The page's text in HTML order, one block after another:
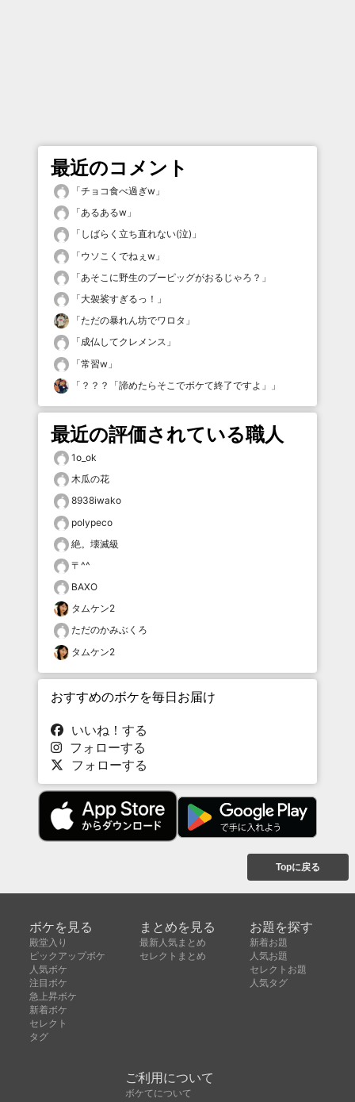
最近のコメント
「チョコ食べ過ぎw 」
「あるあるw 」
「 しばらく立ち直れない(泣) 」
「ウソこくでねぇw 」
「あそこに野生のブーピッグがおるじゃろ？ 」
「大袈裟すぎるっ！ 」
「ただの暴れん坊でワロタ 」
「成仏してクレメンス 」
「常習w 」
「 ？？？「諦めたらそこでボケて終了ですよ」 」
最近の評価されている職人
1o_ok
木瓜の花
8938iwako
polypeco
絶。壊滅級
〒^^
BAXO
タムケン2
ただのかみぶくろ
タムケン2
おすすめのボケを毎日お届け
いいね！する
フォローする
フォローする
Topに戻る
ボケを見る
殿堂入り
ピックアップボケ
人気ボケ
注目ボケ
急上昇ボケ
新着ボケ
セレクト
タグ
まとめを見る
最新人気まとめ
セレクトまとめ
お題を探す
新着お題
人気お題
セレクトお題
人気タグ
ご利用について
ボケてについて